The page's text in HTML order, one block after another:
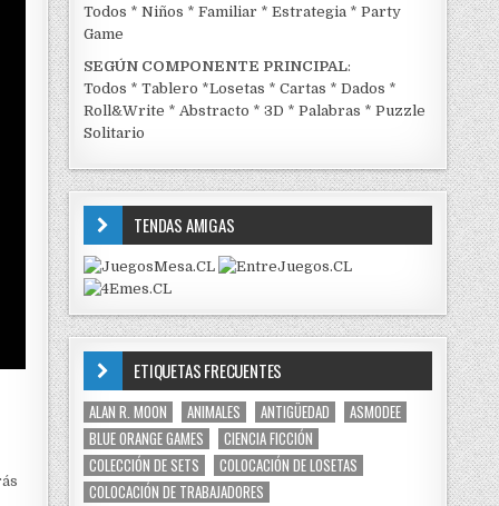
Todos *Niños *Familiar *Estrategia *Party
Game
SEGÚN COMPONENTE PRINCIPAL:
Todos *Tablero *Losetas *Cartas *Dados *
Roll&Write *Abstracto *3D *Palabras *Puzzle
Solitario
TENDAS AMIGAS
ETIQUETAS FRECUENTES
ALAN R. MOON ANIMALES ANTIGÜEDAD
ASMODEE
BLUE ORANGE GAMES
CIENCIA FICCIÓN
COLECCIÓN DE SETS
COLOCACIÓN DE LOSETAS
COLOCACIÓN DE TRABAJADORES